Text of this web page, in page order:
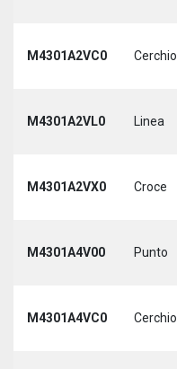
M4301A2VC0 Cerchio
M4301A2VL0 Linea
M4301A2VX0 Croce
M4301A4V00 Punto
M4301A4VC0 Cerchio